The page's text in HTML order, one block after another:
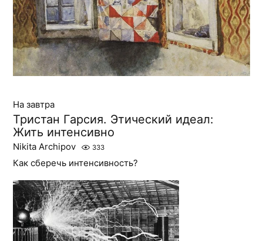
На завтра
Тристан Гарсия. Этический идеал:
Жить интенсивно
Nikita Archipov 333
Как сберечь интенсивность?